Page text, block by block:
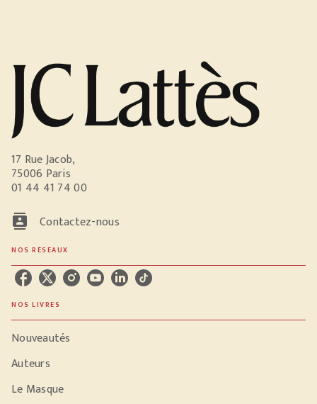
17 Rue Jacob,
75006 Paris
01 44 41 74 00
contacts Contactez-nous
NOS RÉSEAUX
NOS LIVRES
Nouveautés
Auteurs
Le Masque